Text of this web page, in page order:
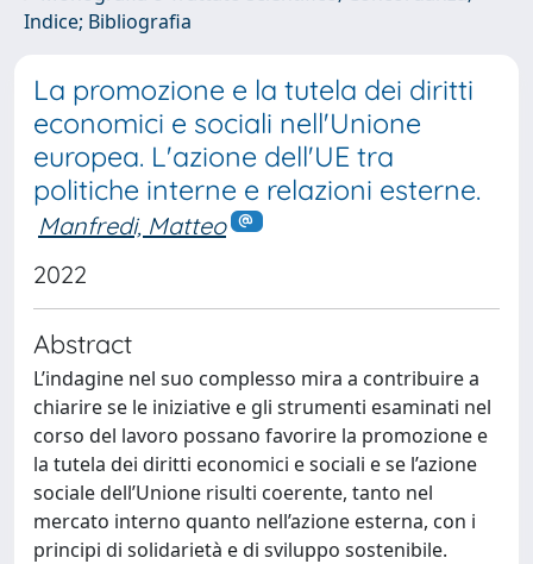
Indice; Bibliografia
La promozione e la tutela dei diritti
economici e sociali nell'Unione
europea. L'azione dell'UE tra
politiche interne e relazioni esterne.
Manfredi, Matteo
2022
Abstract
L’indagine nel suo complesso mira a contribuire a
chiarire se le iniziative e gli strumenti esaminati nel
corso del lavoro possano favorire la promozione e
la tutela dei diritti economici e sociali e se l’azione
sociale dell’Unione risulti coerente, tanto nel
mercato interno quanto nell’azione esterna, con i
principi di solidarietà e di sviluppo sostenibile.